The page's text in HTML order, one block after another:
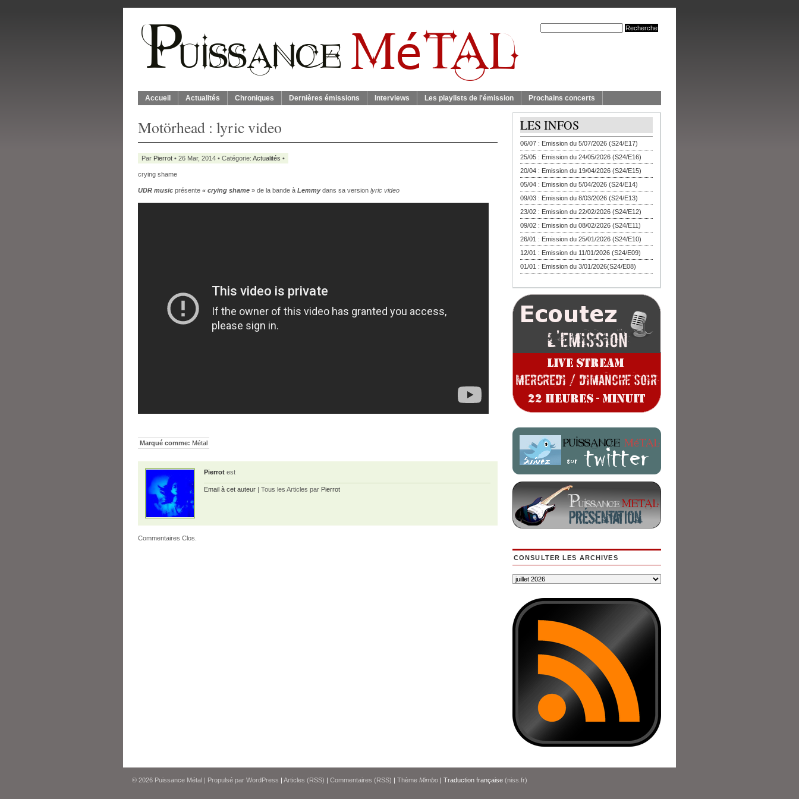
Accueil Actualités Chroniques Dernières émissions Interviews Les playlists de l'émission Prochains concerts
Motörhead : lyric video
Par Pierrot • 26 Mar, 2014 • Catégorie: Actualités •
crying shame
UDR music présente « crying shame » de la bande à Lemmy dans sa version lyric video
Marqué comme: Métal
Pierrot est
Email à cet auteur | Tous les Articles par Pierrot
Commentaires Clos.
LES INFOS
06/07 : Emission du 5/07/2026 (S24/E17)
25/05 : Emission du 24/05/2026 (S24/E16)
20/04 : Emission du 19/04/2026 (S24/E15)
05/04 : Emission du 5/04/2026 (S24/E14)
09/03 : Emission du 8/03/2026 (S24/E13)
23/02 : Emission du 22/02/2026 (S24/E12)
09/02 : Emission du 08/02/2026 (S24/E11)
26/01 : Emission du 25/01/2026 (S24/E10)
12/01 : Emission du 11/01/2026 (S24/E09)
01/01 : Emission du 3/01/2026(S24/E08)
CONSULTER LES ARCHIVES
© 2026 Puissance Métal | Propulsé par WordPress | Articles (RSS) | Commentaires (RSS) | Thème Mimbo | Traduction française (niss.fr)